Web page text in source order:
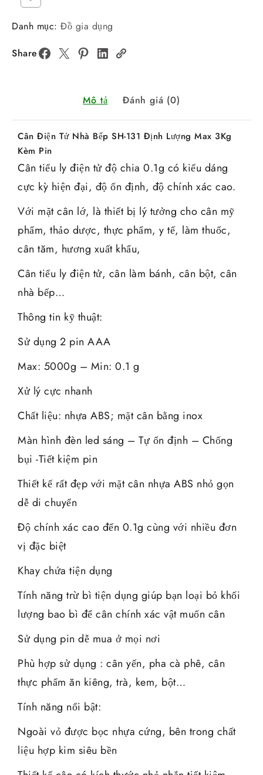
Danh mục: Đồ gia dụng
Share
Mô tả Đánh giá (0)
Cân Điện Tử Nhà Bếp SH-131 Định Lượng Max 3Kg
Kèm Pin
Cân tiểu ly điện tử độ chia 0.1g có kiểu dáng
cực kỳ hiện đại, độ ổn định, độ chính xác cao.
Với mặt cân lớ, là thiết bị lý tưởng cho cân mỹ
phẩm, thảo dược, thực phẩm, y tế, làm thuốc,
cân tăm, hương xuất khẩu,
Cân tiểu ly điện tử, cân làm bánh, cân bột, cân
nhà bếp…
Thông tin kỹ thuật:
Sử dụng 2 pin AAA
Max: 5000g – Min: 0.1 g
Xử lý cực nhanh
Chất liệu: nhựa ABS; mặt cân bằng inox
Màn hình đèn led sáng – Tự ổn định – Chống
bụi -Tiết kiệm pin
Thiết kế rất đẹp với mặt cân nhựa ABS nhỏ gọn
dễ di chuyển
Độ chính xác cao đến 0.1g cùng với nhiều đơn
vị đặc biệt
Khay chứa tiện dụng
Tính năng trừ bì tiện dụng giúp bạn loại bỏ khối
lượng bao bì để cân chính xác vật muốn cân
Sử dụng pin dễ mua ở mọi nơi
Phù hợp sử dụng : cân yến, pha cà phê, cân
thực phẩm ăn kiêng, trà, kem, bột…
Tính năng nổi bật:
Ngoài vỏ được bọc nhựa cứng, bên trong chất
liệu hợp kim siêu bền